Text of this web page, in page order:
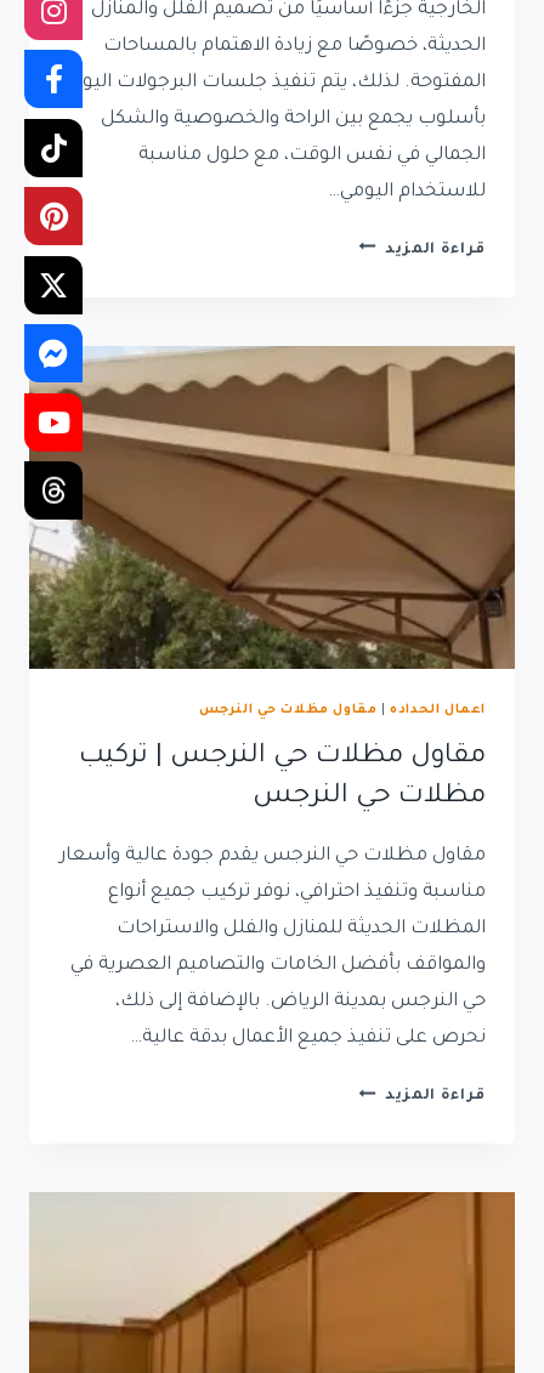
الخارجية جزءًا أساسيًا من تصميم الفلل والمنازل
الحديثة، خصوصًا مع زيادة الاهتمام بالمساحات
المفتوحة. لذلك، يتم تنفيذ جلسات البرجولات اليوم
بأسلوب يجمع بين الراحة والخصوصية والشكل
الجمالي في نفس الوقت، مع حلول مناسبة
للاستخدام اليومي…
قراءة المزيد جلسات
|
في
حي
الملقا
اعمال الحداده| مقاول مظلات حي النرجس
مقاول مظلات حي النرجس | تركيب
مظلات حي النرجس
مقاول مظلات حي النرجس يقدم جودة عالية وأسعار
مناسبة وتنفيذ احترافي، نوفر تركيب جميع أنواع
المظلات الحديثة للمنازل والفلل والاستراحات
والمواقف بأفضل الخامات والتصاميم العصرية في
حي النرجس بمدينة الرياض. بالإضافة إلى ذلك،
نحرص على تنفيذ جميع الأعمال بدقة عالية…
قراءة المزيد مقاول
|
تركيب